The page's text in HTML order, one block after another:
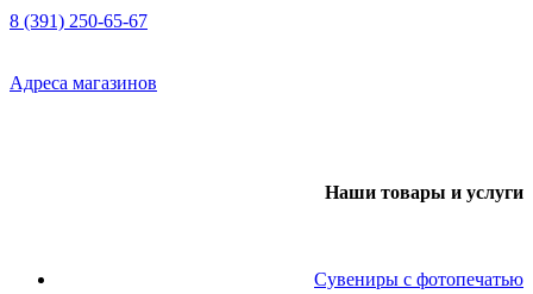
8 (391) 250-65-67
Адреса магазинов
Наши товары и услуги
Сувениры с фотопечатью